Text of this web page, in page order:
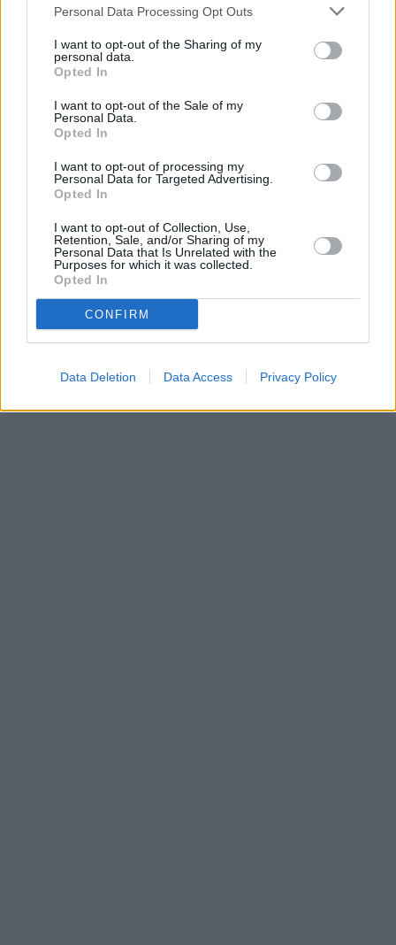
Personal Data Processing Opt Outs
I want to opt-out of the Sharing of my
personal data.
Opted In
I want to opt-out of the Sale of my
Personal Data.
Opted In
I want to opt-out of processing my
Personal Data for Targeted Advertising.
Opted In
I want to opt-out of Collection, Use,
Retention, Sale, and/or Sharing of my
Personal Data that Is Unrelated with the
Purposes for which it was collected.
Opted In
CONFIRM
Data Deletion Data Access Privacy Policy
... další nabídky zaměstnání
Prima sport - co nabídne v prvním
vysílacím týdnu
Kdy a kde bude Prima sport k
naladění na Skylinku
Parabola.cz- web o satelitní, terestrické a kabelové televizi, ©
O webu parabola.cz •O souborech cookies